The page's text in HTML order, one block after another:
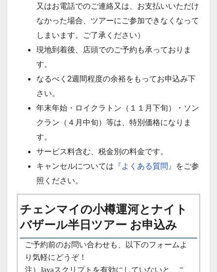
又はお電話でのご連絡又は、お支払いいただけ
なかった場合、ツアーにご参加できなくなって
しまいます。ご了承ください）
現地到着後、店頭でのご予約も承っておりま
す。
なるべく2週間程度の余裕をもってお申込み下
さい。
年末年始・ロイクラトン（１１月下旬）・ソン
クラン（４月中旬）等は、特別価格になりま
す。
サービス料含む、税金別の料金です。
キャンセルについては 『よくある質問』 をご参
照ください。